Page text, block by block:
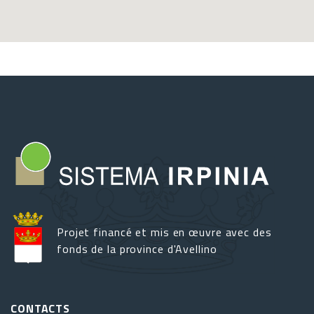
Projet financé et mis en œuvre avec des
fonds de la province d'Avellino
CONTACTS